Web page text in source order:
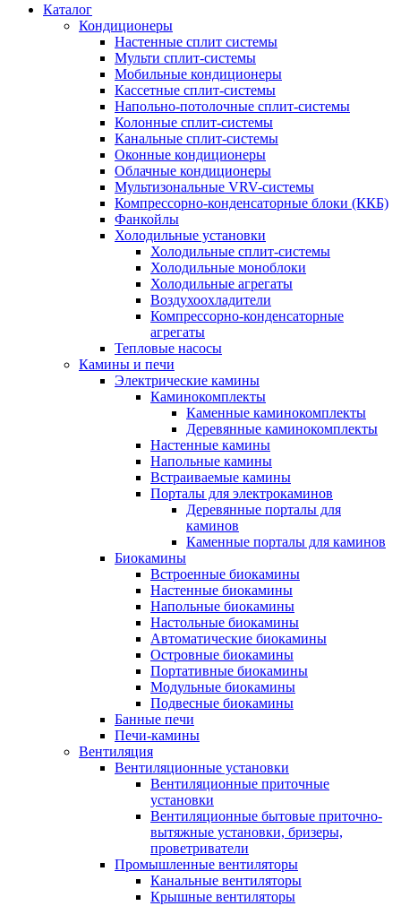
Каталог
Кондиционеры
Настенные сплит системы
Мульти сплит-системы
Мобильные кондиционеры
Кассетные сплит-системы
Напольно-потолочные сплит-системы
Колонные сплит-системы
Канальные сплит-системы
Оконные кондиционеры
Облачные кондиционеры
Мультизональные VRV-системы
Компрессорно-конденсаторные блоки (ККБ)
Фанкойлы
Холодильные установки
Холодильные сплит-системы
Холодильные моноблоки
Холодильные агрегаты
Воздухоохладители
Компрессорно-конденсаторные
агрегаты
Тепловые насосы
Камины и печи
Электрические камины
Каминокомплекты
Каменные каминокомплекты
Деревянные каминокомплекты
Настенные камины
Напольные камины
Встраиваемые камины
Порталы для электрокаминов
Деревянные порталы для
каминов
Каменные порталы для каминов
Биокамины
Встроенные биокамины
Настенные биокамины
Напольные биокамины
Настольные биокамины
Автоматические биокамины
Островные биокамины
Портативные биокамины
Модульные биокамины
Подвесные биокамины
Банные печи
Печи-камины
Вентиляция
Вентиляционные установки
Вентиляционные приточные
установки
Вентиляционные бытовые приточно-
вытяжные установки, бризеры,
проветриватели
Промышленные вентиляторы
Канальные вентиляторы
Крышные вентиляторы